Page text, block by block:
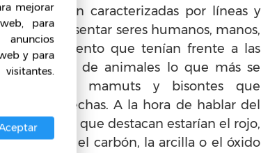
estaban caracterizadas por líneas y
a representar seres humanos, manos,
que tenían frente a las
pinturas de animales lo que más se
caballos, mamuts y bisontes que
o flechas. A la hora de hablar del
entre los que destacan estarían el rojo,
podría ser el carbón, la arcilla o el óxido
mejorar
para
y para